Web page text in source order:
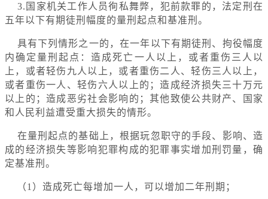
3.国家机关工作人员徇私舞弊，犯前款罪的，法定刑在
五年以下有期徒刑幅度的量刑起点和基准刑。
具有下列情形之一的，在一年以下有期徒刑、拘役幅度
内确定量刑起点：造成死亡一人以上，或者重伤三人以
上，或者轻伤九人以上，或者重伤二人、轻伤三人以上，
或者重伤一人、轻伤六人以上的；造成经济损失三十万元
以上的；造成恶劣社会影响的；其他致使公共财产、国家
和人民利益遭受重大损失的情形。
在量刑起点的基础上，根据玩忽职守的手段、影响、造
成的经济损失等影响犯罪构成的犯罪事实增加刑罚量，确
定基准刑。
（1）造成死亡每增加一人，可以增加二年刑期；